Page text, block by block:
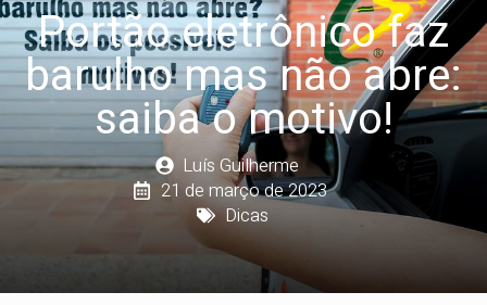
Portão eletrônico faz
barulho mas não abre:
saiba o motivo!
Luís Guilherme
21 de março de 2023
Dicas